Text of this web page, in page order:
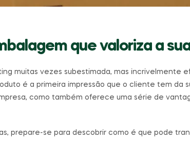
que valoriza a
muitas vezes subestimada, mas incrivelmente
é a primeira impressão que o cliente tem da
como também oferece uma série de
prepare-se para descobrir como é que pode